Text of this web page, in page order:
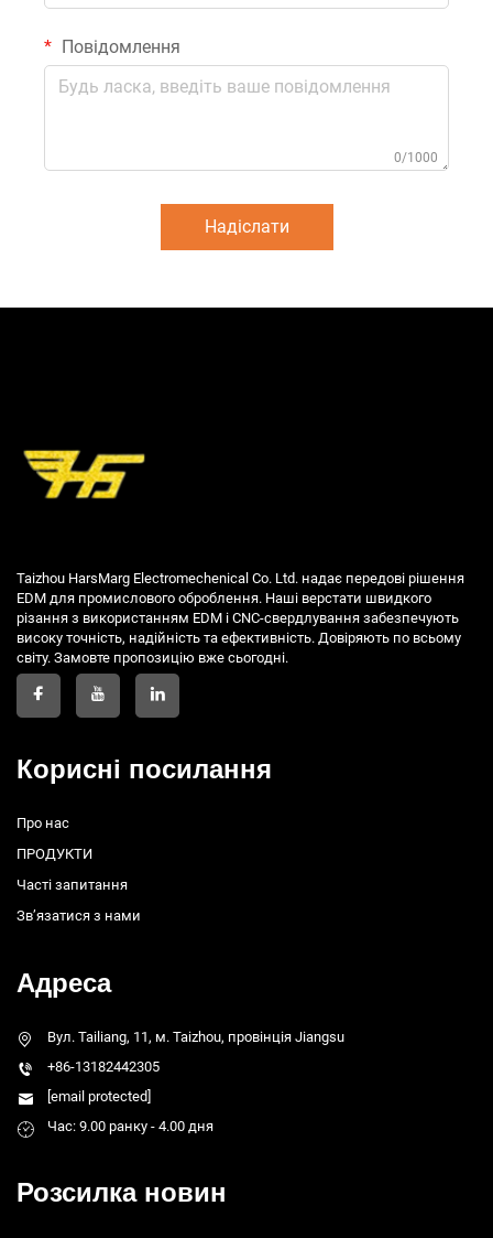
Повідомлення
0/1000
Надіслати
Taizhou HarsMarg Electromechenical Co. Ltd. надає передові рішення
EDM для промислового оброблення. Наші верстати швидкого
різання з використанням EDM і CNC-свердлування забезпечують
високу точність, надійність та ефективність. Довіряють по всьому
світу. Замовте пропозицію вже сьогодні.
Корисні посилання
Про нас
ПРОДУКТИ
Часті запитання
Зв’язатися з нами
Адреса
Вул. Tailiang, 11, м. Taizhou, провінція Jiangsu
+86-13182442305
[email protected]
Час: 9.00 ранку - 4.00 дня
Розсилка новин